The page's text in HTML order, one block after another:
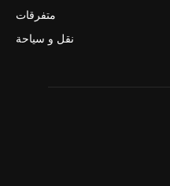
متفرقات
نقل و سياحة